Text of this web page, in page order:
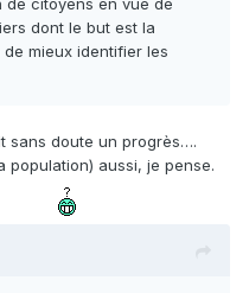
de citoyens en vue de
dont le but est la
mieux identifier les
sans doute un progrès….
population) aussi, je pense.